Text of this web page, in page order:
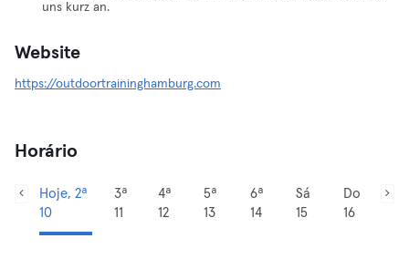
uns kurz an.
Website
https://outdoortraininghamburg.com
Horário
Hoje, 2ª
10
3ª
11
4ª
12
5ª
13
6ª
14
Sá
15
Do
16